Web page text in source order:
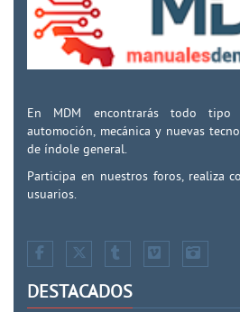
En MDM encontrarás todo tipo
automoción, mecánica y nuevas
de índole general.
Participa en nuestros foros, realiza
usuarios.
DESTACADOS